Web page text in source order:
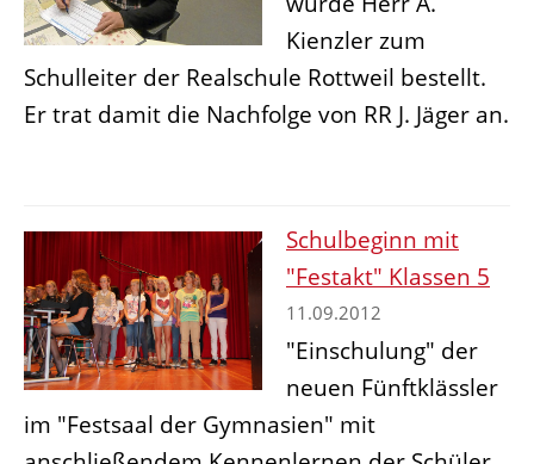
Kienzler zum
Schulleiter der Realschule Rottweil bestellt.
Er trat damit die Nachfolge von RR J. Jäger an.
Schulbeginn mit
"Festakt" Klassen 5
11.09.2012
"Einschulung" der
neuen Fünftklässler
im "Festsaal der Gymnasien" mit